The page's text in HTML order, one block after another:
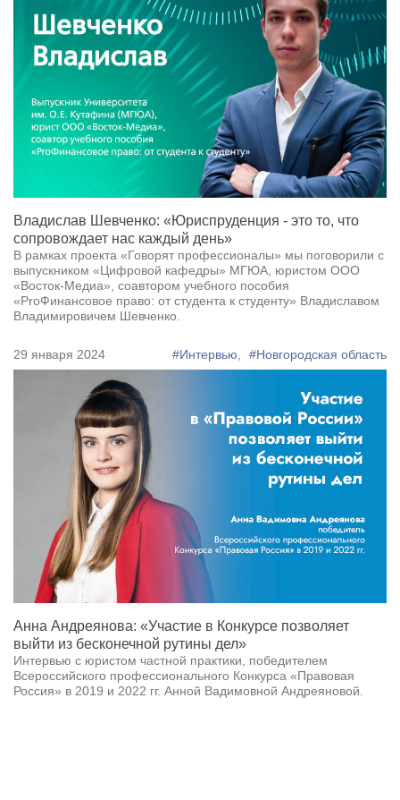
Владислав Шевченко: «Юриспруденция - это то, что
сопровождает нас каждый день»
В рамках проекта «Говорят профессионалы» мы поговорили с
выпускником «Цифровой кафедры» МГЮА, юристом ООО
«Восток-Медиа», соавтором учебного пособия
«ProФинансовое право: от студента к студенту» Владиславом
Владимировичем Шевченко.
29 января 2024 #Интервью, #Новгородская область
Анна Андреянова: «Участие в Конкурсе позволяет
выйти из бесконечной рутины дел»
Интервью с юристом частной практики, победителем
Всероссийского профессионального Конкурса «Правовая
Россия» в 2019 и 2022 гг. Анной Вадимовной Андреяновой.